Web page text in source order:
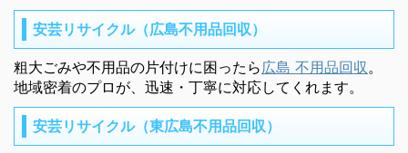
安芸リサイクル（広島不用品回収）
粗大ごみや不用品の片付けに困ったら 広島 不用品回収 。
地域密着のプロが、迅速・丁寧に対応してくれます。
安芸リサイクル（東広島不用品回収）